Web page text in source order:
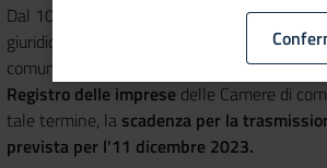
Dal 10 ottobre 2023 le imprese-persone
giuridiche private, i trust e
gli istituti
comunicare entro 60 giorni i loro “titolari
Registro delle imprese delle Camere di
tale termine, la scadenza per la
prevista per l'11 dicembre 2023.